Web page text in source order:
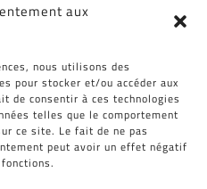
aux
nous utilisons des
pour stocker et/ou accéder aux
de consentir à ces technologies
telles que le comportement
ce site. Le fait de ne pas
peut avoir un effet négatif
WhatsApp
TumblrPinterest
Vk Email